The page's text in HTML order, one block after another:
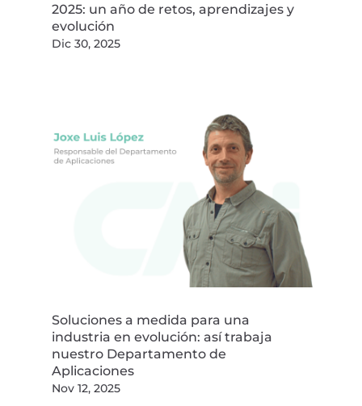
2025: un año de retos, aprendizajes y
evolución
Dic 30, 2025
Soluciones a medida para una
industria en evolución: así trabaja
nuestro Departamento de
Aplicaciones
Nov 12, 2025